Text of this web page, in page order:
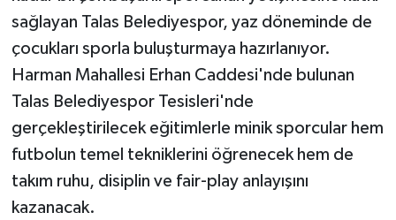
sağlayan Talas Belediyespor, yaz döneminde de
çocukları sporla buluşturmaya hazırlanıyor.
Harman Mahallesi Erhan Caddesi'nde bulunan
Talas Belediyespor Tesisleri'nde
gerçekleştirilecek eğitimlerle minik sporcular hem
futbolun temel tekniklerini öğrenecek hem de
takım ruhu, disiplin ve fair-play anlayışını
kazanacak.